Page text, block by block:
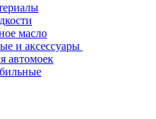
масло
и аксессуары
автомоек